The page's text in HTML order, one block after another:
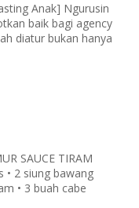
Anak] Ngurusin
baik bagi agency
diatur bukan hanya
SAUCE TIRAM
• 2 siung bawang
• 3 buah cabe